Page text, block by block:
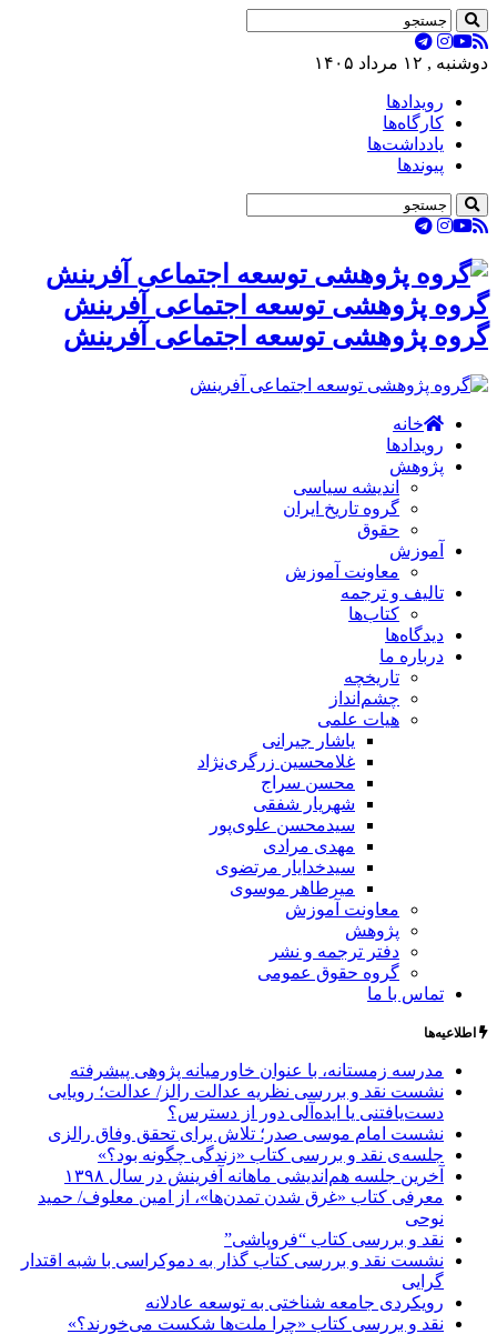
دوشنبه , ۱۲ مرداد ۱۴۰۵
رویدادها
کارگاه‌ها
یادداشت‌ها
پیوندها
گروه پژوهشی توسعه اجتماعی آفرینش
گروه پژوهشی توسعه اجتماعی آفرینش
خانه
رویدادها
پژوهش
اندیشه سیاسی
گروه تاریخ ایران
حقوق
آموزش
معاونت آموزش
تالیف و ترجمه
کتاب‌ها
دیدگاه‌ها
درباره ما
تاریخچه
چشم‌انداز
هیات علمی
یاشار جیرانی
غلامحسین زرگری‌نژاد
محسن سراج
شهریار شفقی
سیدمحسن علوی‌پور
مهدی مرادی
سیدخدایار مرتضوی
میرطاهر موسوی
معاونت آموزش
پژوهش
دفتر ترجمه و نشر
گروه حقوق عمومی
تماس با ما
اطلاعیه‌ها
مدرسه زمستانه، با عنوان خاورمیانه پژوهی پیشرفته
نشست نقد و بررسی نظریه عدالت رالز/ عدالت؛ رویایی
دست‌یافتنی یا ایده‌آلی دور از دسترس؟
نشست امام موسی صدر؛ تلاش برای تحقق وفاق رالزی
جلسه‌ی نقد و بررسی کتاب «زندگی چگونه بود؟»
آخرین جلسه هم‌اندیشی ماهانه آفرینش در سال ۱۳۹۸
معرفی کتاب «غرق شدن تمدن‌ها»، از امین معلوف/ حمید
نوحی
نقد و بررسی کتاب “فروپاشی”
نشست نقد و بررسی کتاب گذار به دموکراسی با شبه اقتدار
گرایی
رویکردی جامعه شناختی به توسعه عادلانه
نقد و بررسی کتاب «چرا ملت‌ها شکست می‌خورند؟»